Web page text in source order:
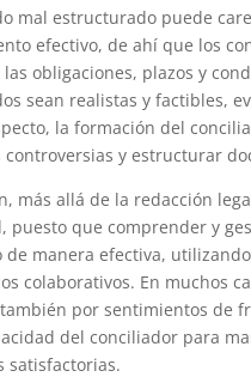
mal estructurado puede
efectivo, de ahí que los
obligaciones, plazos y
sean realistas y factibles,
la formación del
controversias y estructurar
más allá de la redacción
puesto que comprender y
de manera efectiva,
colaborativos. En muchos
por sentimientos de
del conciliador para
satisfactorias.